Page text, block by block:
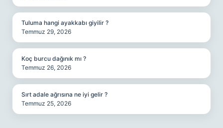
Tuluma hangi ayakkabı giyilir ?
Temmuz 29, 2026
Koç burcu dağınık mı ?
Temmuz 26, 2026
Sırt adale ağrısına ne iyi gelir ?
Temmuz 25, 2026